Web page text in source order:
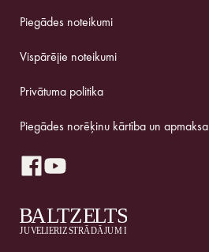
Piegādes noteikumi
Vispārējie noteikumi
Privātuma politika
Piegādes norēķinu kārtība un apmaksa